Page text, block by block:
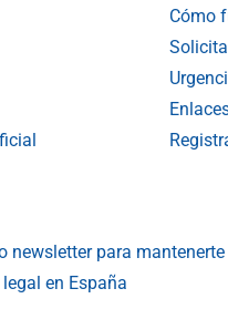
Cómo
newsletter para
en España